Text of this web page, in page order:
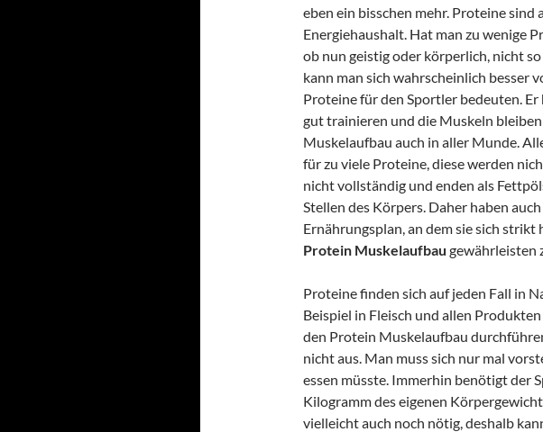
eben ein bisschen mehr. Proteine sind
Energiehaushalt. Hat man zu wenige
ob nun geistig oder körperlich, nicht
kann man sich wahrscheinlich besser
Proteine für den Sportler bedeuten.
gut trainieren und die Muskeln
Muskelaufbau auch in aller Munde.
für zu viele Proteine, diese werden
nicht vollständig und enden als
Stellen des Körpers. Daher haben
Ernährungsplan, an dem sie sich strikt
Protein Muskelaufbau gewährleisten
Proteine finden sich auf jeden Fall in
Beispiel in Fleisch und allen
den Protein Muskelaufbau
nicht aus. Man muss sich nur mal
essen müsste. Immerhin benötigt der
Kilogramm des eigenen
vielleicht auch noch nötig, deshalb